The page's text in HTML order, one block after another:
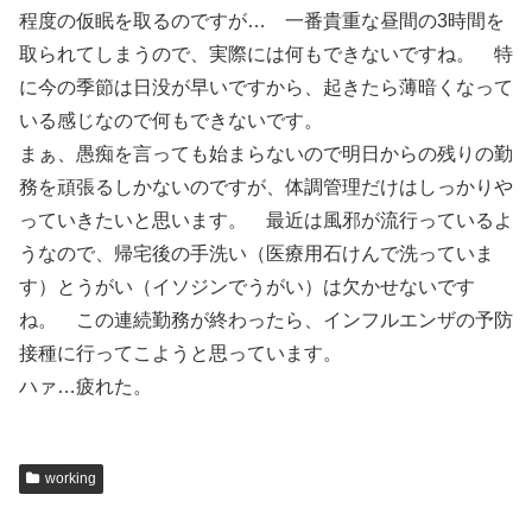
程度の仮眠を取るのですが… 一番貴重な昼間の3時間を
取られてしまうので、実際には何もできないですね。 特
に今の季節は日没が早いですから、起きたら薄暗くなって
いる感じなので何もできないです。
まぁ、愚痴を言っても始まらないので明日からの残りの勤
務を頑張るしかないのですが、体調管理だけはしっかりや
っていきたいと思います。 最近は風邪が流行っているよ
うなので、帰宅後の手洗い（医療用石けんで洗っていま
す）とうがい（イソジンでうがい）は欠かせないです
ね。 この連続勤務が終わったら、インフルエンザの予防
接種に行ってこようと思っています。
ハァ…疲れた。
working